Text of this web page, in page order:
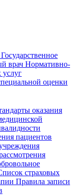
Государственное
врач Нормативно-
оценки
оказания
пациентов
страховых
Правила записи